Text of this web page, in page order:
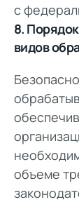
с
8.
видов
объеме